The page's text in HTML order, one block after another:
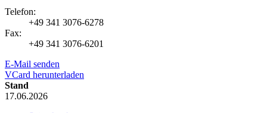
Telefon:
+49 341 3076-6278
Fax:
+49 341 3076-6201
E-Mail senden
VCard herunterladen
Stand
17.06.2026